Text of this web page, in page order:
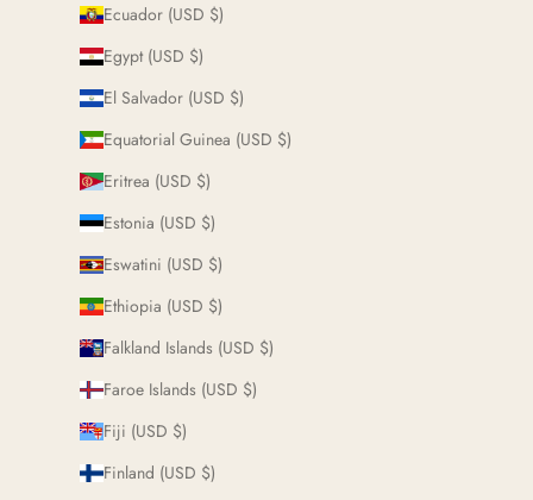
Ecuador (USD $)
Egypt (USD $)
El Salvador (USD $)
Equatorial Guinea (USD $)
Eritrea (USD $)
Estonia (USD $)
Eswatini (USD $)
Ethiopia (USD $)
Falkland Islands (USD $)
Faroe Islands (USD $)
Fiji (USD $)
Finland (USD $)